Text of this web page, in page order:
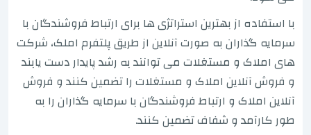
با استفاده از بهترین استراتژی ها برای ارتباط فروشندگان با
سرمایه گذاران به صورت آنلاین از طریق پلتفرم املک، شرکت
های املاک و مستغلات می توانند به رشد پایدار دست یابند
و فروش آنلاین املاک و مستغلات را تضمین کنند و فروش
آنلاین املاک و ارتباط فروشندگان با سرمایه گذاران را به
طور کارآمد و شفاف تضمین کنند.